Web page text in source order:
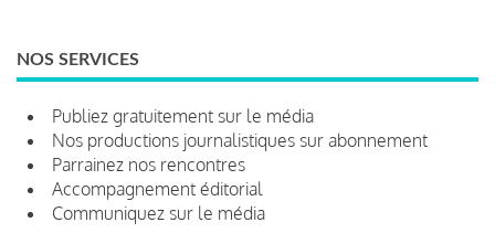
NOS SERVICES
Publiez gratuitement sur le média
Nos productions journalistiques sur abonnement
Parrainez nos rencontres
Accompagnement éditorial
Communiquez sur le média